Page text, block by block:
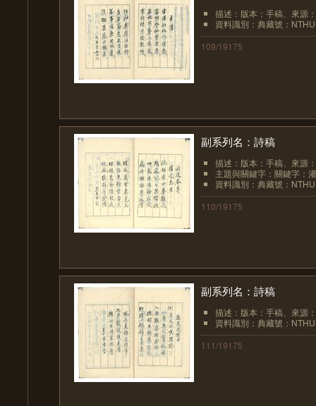
描述：版本：手稿、來源
資料識別：典藏號：
109/19175
副系列名：詩稿
描述：版本：手稿、來源
主題與關鍵字：關鍵字：
資料識別：典藏號：
110/19175
副系列名：詩稿
描述：版本：手稿、來源
資料識別：典藏號：
111/19175